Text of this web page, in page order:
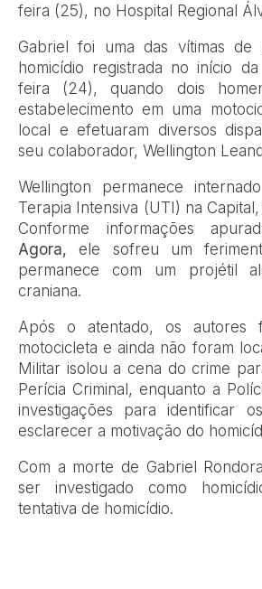
feira (25), no Hospital Regional
Gabriel foi uma das vítimas de
homicídio registrada no início
feira (24), quando dois
estabelecimento em uma
local e efetuaram diversos
seu colaborador, Wellington
Wellington permanece
Terapia Intensiva (UTI) na
Conforme informações
Agora, ele sofreu um
permanece com um projétil
craniana.
Após o atentado, os autores
motocicleta e ainda não foram
Militar isolou a cena do crime
Perícia Criminal, enquanto a
investigações para identificar
esclarecer a motivação do
Com a morte de Gabriel
ser investigado como
tentativa de homicídio.